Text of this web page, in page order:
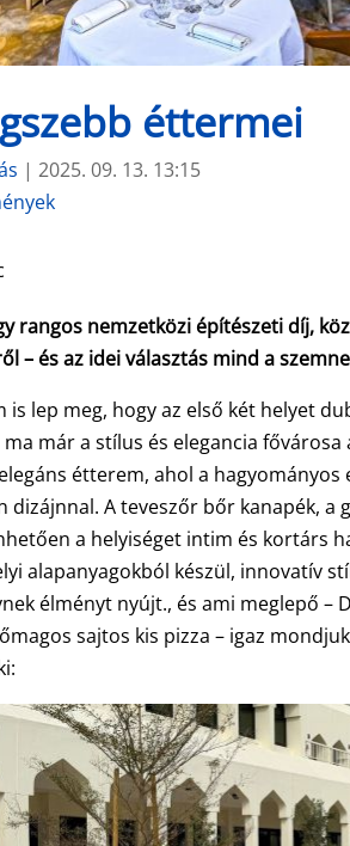
éttermei
|2025. 09. 13. 13:15
rangos nemzetközi építészeti díj,
– és az idei választás mind a
is lep meg, hogy az első két helyet
már a stílus és elegancia
étterem, ahol a
dizájnnal. A teveszőr bőr kanapék, a
a helyiséget intim és kortárs
alapanyagokból készül, innovatív
élményt nyújt., és ami meglepő –
sajtos kis pizza – igaz